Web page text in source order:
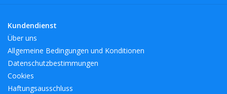
Kundendienst
Über uns
Allgemeine Bedingungen und Konditionen
Datenschutzbestimmungen
Cookies
Haftungsausschluss